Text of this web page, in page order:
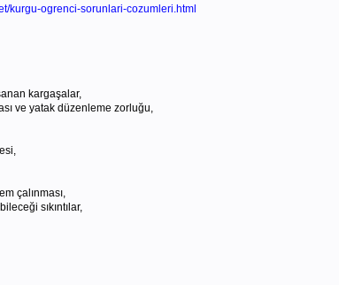
kurgu-ogrenci-sorunlari-cozumleri.html
kargaşalar,
ve yatak düzenleme zorluğu,
çalınması,
sıkıntılar,